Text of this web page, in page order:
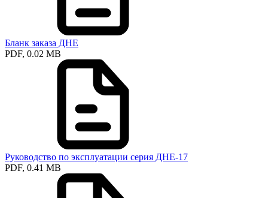
Бланк заказа ДНЕ
PDF, 0.02 MB
Руководство по эксплуатации серия ДНЕ-17
PDF, 0.41 MB